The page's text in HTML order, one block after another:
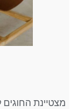
מצטיינת